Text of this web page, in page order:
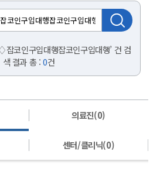
코인구입대행잡코인구입대행’ 건 검
색 결과 총 :0건
의료진(0)
센터/클리닉(0)